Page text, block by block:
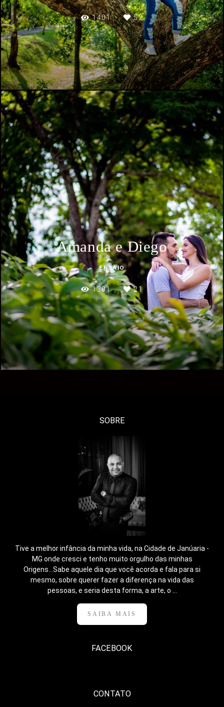
1401 52
Amanda e Diego
ENSAIO
1301 21
SOBRE
Tive a melhor infância da minha vida, na Cidade de Janúaria -
MG onde cresci e tenho muito orgulho das minhas
Origens...Sabe aquele dia que você acorda e fala para si
mesmo, sobre querer fazer a diferença na vida das
pessoas, e seria desta forma, a arte, o ...
SAIBA MAIS
FACEBOOK
CONTATO